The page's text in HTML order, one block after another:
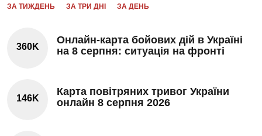
ЗА ТИЖДЕНЬ ЗА ТРИ ДНІ ЗА ДЕНЬ
360K
Онлайн-карта бойових дій в Україні
на 8 серпня: ситуація на фронті
146K
Карта повітряних тривог України
онлайн 8 серпня 2026